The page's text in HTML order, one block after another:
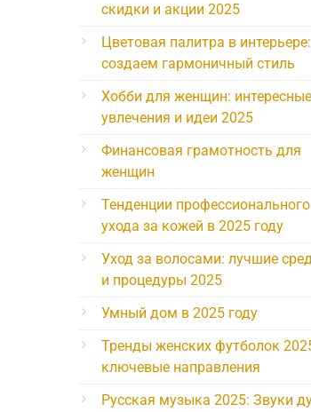
скидки и акции 2025
Цветовая палитра в интерьере:
создаем гармоничный стиль
Хобби для женщин: интересные
увлечения и идеи 2025
Финансовая грамотность для
женщин
Тенденции профессионального
ухода за кожей в 2025 году
Уход за волосами: лучшие
и процедуры 2025
Умный дом в 2025 году
Тренды женских футболок
ключевые направления
Русская музыка 2025: Звуки